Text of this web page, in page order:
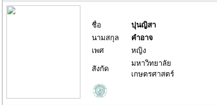
ชื่อ
ปุนญิสา
นามสกุล
คำอาจ
เพศ
หญิง
สังกัด
มหาวิทยาลัย
เกษตรศาสตร์